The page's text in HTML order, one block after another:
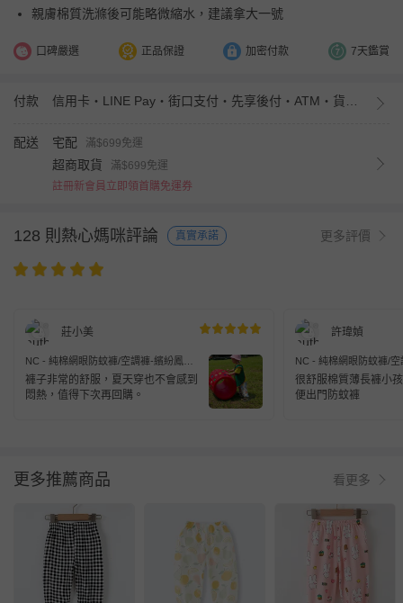
親膚棉質洗滌後可能略微縮水，建議拿大一號
口碑嚴選 正品保證 加密付款 7天鑑賞
付款
配送 宅配 滿$699免運
超商取貨
滿$699免運
註冊新會員立即領首購免運券
128 則熱心媽咪評論 真實承諾 更多評價
莊小美
NC - 純棉網眼防蚊褲/空調褲-繽紛鳳梨-
白色
褲子非常的舒服，夏天穿也不會感到
悶熱，值得下次再回購。
許瑋媜
NC - 純棉網眼防蚊褲/
白色
很舒服棉質薄長褲小
便出門防蚊褲
更多推薦商品 看更多